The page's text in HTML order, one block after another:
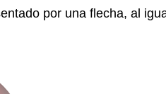
por una flecha, al